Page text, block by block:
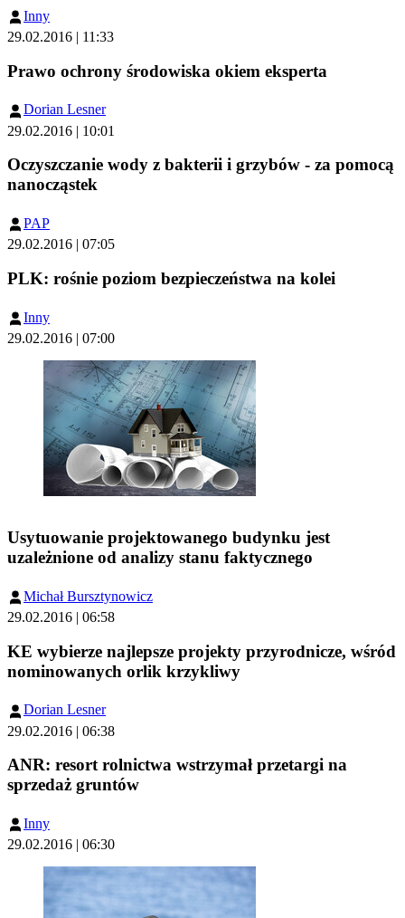
Inny
29.02.2016 | 11:33
Prawo ochrony środowiska okiem eksperta
Dorian Lesner
29.02.2016 | 10:01
Oczyszczanie wody z bakterii i grzybów - za pomocą
nanocząstek
PAP
29.02.2016 | 07:05
PLK: rośnie poziom bezpieczeństwa na kolei
Inny
29.02.2016 | 07:00
Usytuowanie projektowanego budynku jest
uzależnione od analizy stanu faktycznego
Michał Bursztynowicz
29.02.2016 | 06:58
KE wybierze najlepsze projekty przyrodnicze, wśród
nominowanych orlik krzykliwy
Dorian Lesner
29.02.2016 | 06:38
ANR: resort rolnictwa wstrzymał przetargi na
sprzedaż gruntów
Inny
29.02.2016 | 06:30